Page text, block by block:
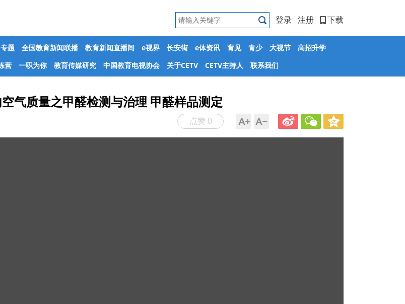
登录 注册 下载
专题 全国教育新闻联播 教育新闻直播间 e视界 长安街 e体资讯 育见 青少 大视节
高招升学
营 一职为你 教育传媒研究 中国教育电视协会 关于CETV CETV主持人 联系我们
气质量之甲醛检测与治理 甲醛样品测定
点赞 0